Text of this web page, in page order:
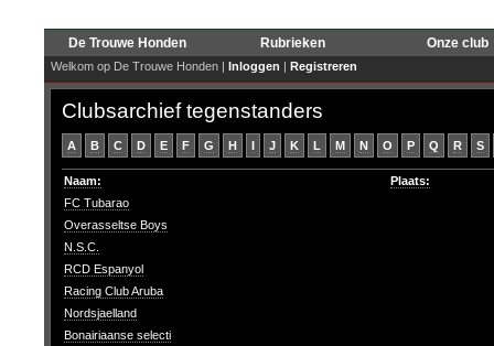
De Trouwe Honden Rubrieken Onze club
Welkom op De Trouwe Honden | Inloggen | Registreren
Clubsarchief tegenstanders
A B C D E F G H I J K L M N O P Q R S
Naam:
Plaats:
FC Tubarao
Overasseltse Boys
N.S.C.
RCD Espanyol
Racing Club Aruba
Nordsjaelland
Bonairiaanse selecti